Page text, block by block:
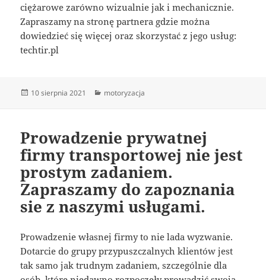
ciężarowe zarówno wizualnie jak i mechanicznie.
Zapraszamy na stronę partnera gdzie można
dowiedzieć się więcej oraz skorzystać z jego usług:
techtir.pl
Data
10 sierpnia 2021 Kategorie
motoryzacja
Prowadzenie prywatnej
firmy transportowej nie jest
prostym zadaniem.
Zapraszamy do zapoznania
sie z naszymi usługami.
Prowadzenie własnej firmy to nie lada wyzwanie.
Dotarcie do grupy przypuszczalnych klientów jest
tak samo jak trudnym zadaniem, szczególnie dla